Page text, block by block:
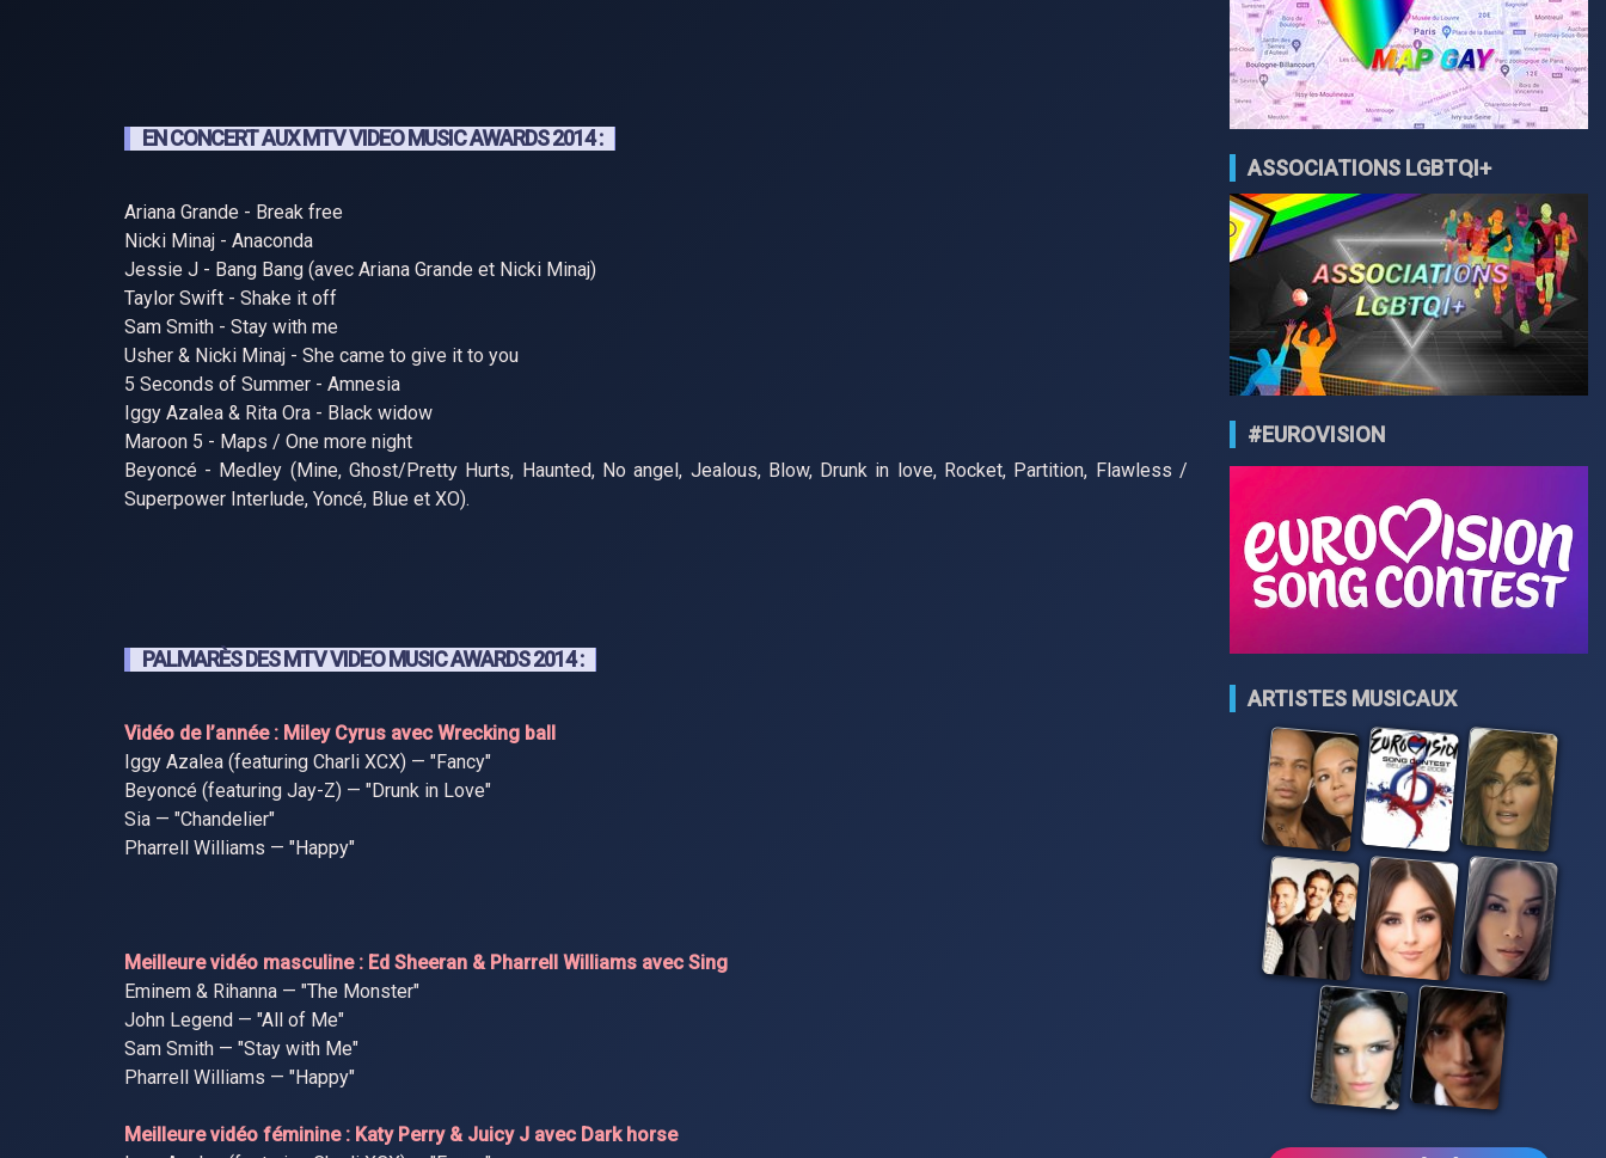
EN CONCERT AUX MTV VIDEO MUSIC AWARDS 2014 :
Ariana Grande - Break free
Nicki Minaj - Anaconda
Jessie J - Bang Bang (avec Ariana Grande et Nicki Minaj)
Taylor Swift - Shake it off
Sam Smith - Stay with me
Usher & Nicki Minaj - She came to give it to you
5 Seconds of Summer - Amnesia
Iggy Azalea & Rita Ora - Black widow
Maroon 5 - Maps / One more night
Beyoncé - Medley (Mine, Ghost/Pretty Hurts, Haunted, No angel, Jealous, Blow, Drunk in love, Rocket, Partition, Flawless /
Superpower Interlude, Yoncé, Blue et XO).
PALMARÈS DES MTV VIDEO MUSIC AWARDS 2014 :
Vidéo de l’année : Miley Cyrus avec Wrecking ball
Iggy Azalea (featuring Charli XCX) — "Fancy"
Beyoncé (featuring Jay-Z) — "Drunk in Love"
Sia — "Chandelier"
Pharrell Williams — "Happy"
Meilleure vidéo masculine : Ed Sheeran & Pharrell Williams avec Sing
Eminem & Rihanna — "The Monster"
John Legend — "All of Me"
Sam Smith — "Stay with Me"
Pharrell Williams — "Happy"
Meilleure vidéo féminine : Katy Perry & Juicy J avec Dark horse
ASSOCIATIONS LGBTQI+
#EUROVISION
ARTISTES MUSICAUX